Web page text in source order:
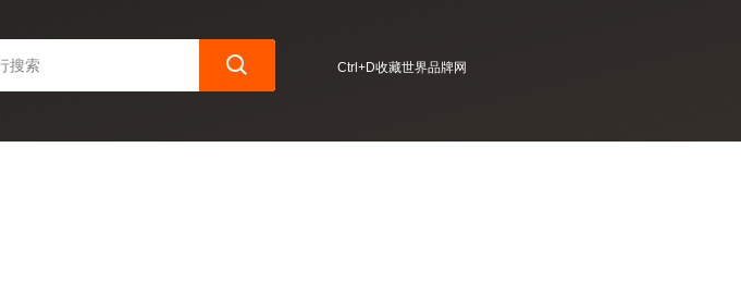
Ctrl+D收藏世界品牌网